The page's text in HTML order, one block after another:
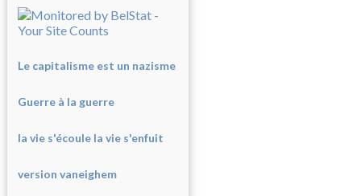
Le capitalisme est un nazisme
Guerre à la guerre
la vie s'écoule la vie s'enfuit
version vaneighem